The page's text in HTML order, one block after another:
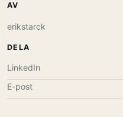
AV
erikstarck
DELA
LinkedIn
E-post